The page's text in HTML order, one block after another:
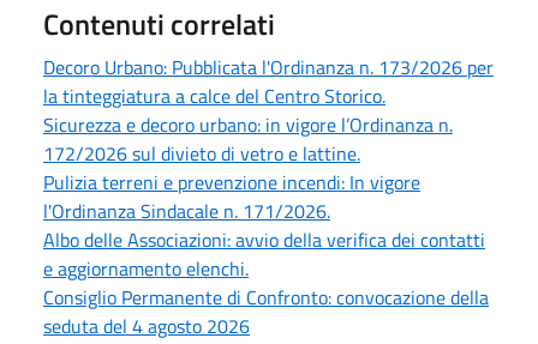
Contenuti correlati
Decoro Urbano: Pubblicata l'Ordinanza n. 173/2026 per
la tinteggiatura a calce del Centro Storico.
Sicurezza e decoro urbano: in vigore l’Ordinanza n.
172/2026 sul divieto di vetro e lattine.
Pulizia terreni e prevenzione incendi: In vigore
l'Ordinanza Sindacale n. 171/2026.
Albo delle Associazioni: avvio della verifica dei contatti
e aggiornamento elenchi.
Consiglio Permanente di Confronto: convocazione della
seduta del 4 agosto 2026